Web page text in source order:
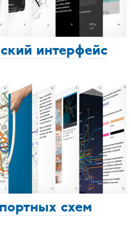
интерфейс
схем